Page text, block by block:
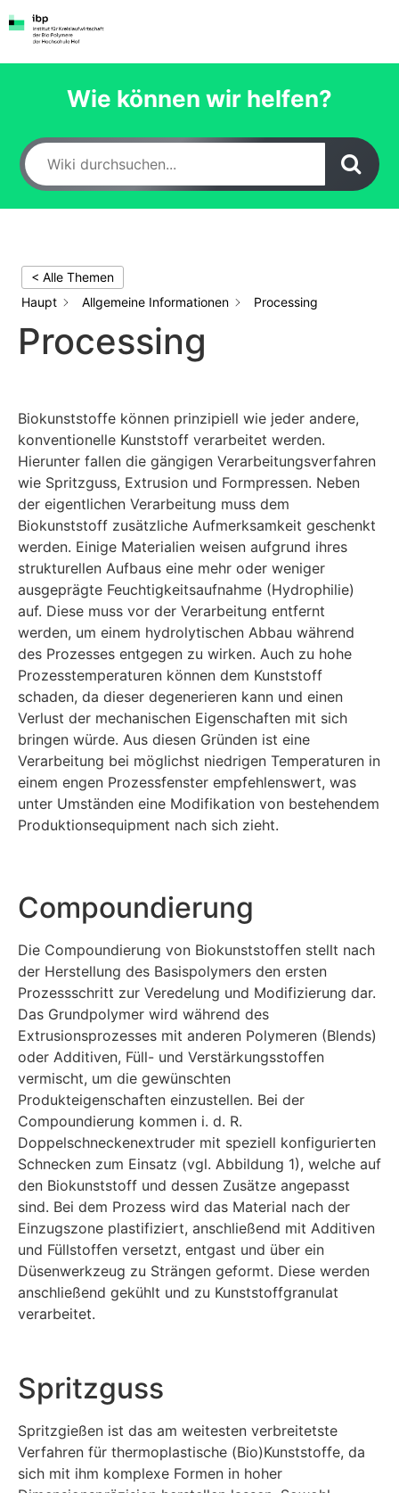
Zum
Inhalt
Wie können wir helfen?
< Alle Themen
Haupt
Allgemeine Informationen Processing
Processing
Biokunststoffe können prinzipiell wie jeder andere,
konventionelle Kunststoff verarbeitet werden.
Hierunter fallen die gängigen Verarbeitungsverfahren
wie Spritzguss, Extrusion und Formpressen. Neben
der eigentlichen Verarbeitung muss dem
Biokunststoff zusätzliche Aufmerksamkeit geschenkt
werden. Einige Materialien weisen aufgrund ihres
strukturellen Aufbaus eine mehr oder weniger
ausgeprägte Feuchtigkeitsaufnahme (Hydrophilie)
auf. Diese muss vor der Verarbeitung entfernt
werden, um einem hydrolytischen Abbau während
des Prozesses entgegen zu wirken. Auch zu hohe
Prozesstemperaturen können dem Kunststoff
schaden, da dieser degenerieren kann und einen
Verlust der mechanischen Eigenschaften mit sich
bringen würde. Aus diesen Gründen ist eine
Verarbeitung bei möglichst niedrigen Temperaturen in
einem engen Prozessfenster empfehlenswert, was
unter Umständen eine Modifikation von bestehendem
Produktionsequipment nach sich zieht.
Compoundierung
Die Compoundierung von Biokunststoffen stellt nach
der Herstellung des Basispolymers den ersten
Prozessschritt zur Veredelung und Modifizierung dar.
Das Grundpolymer wird während des
Extrusionsprozesses mit anderen Polymeren (Blends)
oder Additiven, Füll- und Verstärkungsstoffen
vermischt, um die gewünschten
Produkteigenschaften einzustellen. Bei der
Compoundierung kommen i. d. R.
Doppelschneckenextruder mit speziell konfigurierten
Schnecken zum Einsatz (vgl. Abbildung 1), welche auf
den Biokunststoff und dessen Zusätze angepasst
sind. Bei dem Prozess wird das Material nach der
Einzugszone plastifiziert, anschließend mit Additiven
und Füllstoffen versetzt, entgast und über ein
Düsenwerkzeug zu Strängen geformt. Diese werden
anschließend gekühlt und zu Kunststoffgranulat
verarbeitet.
Spritzguss
Spritzgießen ist das am weitesten verbreitetste
Verfahren für thermoplastische (Bio)Kunststoffe, da
sich mit ihm komplexe Formen in hoher